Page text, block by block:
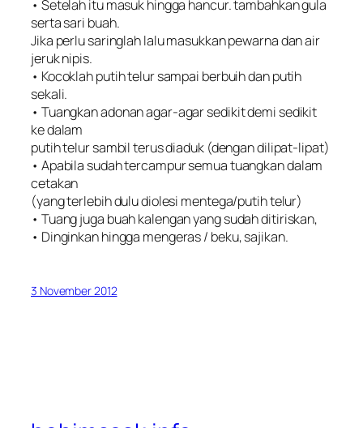
• Setelah itu masuk hingga hancur. tambahkan gula
serta sari buah.
Jika perlu saringlah lalu masukkan pewarna dan air
jeruk nipis.
• Kocoklah putih telur sampai berbuih dan putih
sekali.
• Tuangkan adonan agar-agar sedikit demi sedikit
ke dalam
putih telur sambil terus diaduk (dengan dilipat-lipat)
• Apabila sudah tercampur semua tuangkan dalam
cetakan
(yang terlebih dulu diolesi mentega/putih telur)
• Tuang juga buah kalengan yang sudah ditiriskan,
• Dinginkan hingga mengeras / beku, sajikan.
3 November 2012